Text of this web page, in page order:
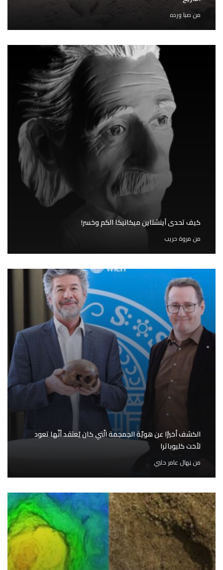
من صبا ورده
كيف تحدى آينشتاين ميكانيكا الكم وخسر!
من مروة حريب
الكشف أخيرًا عن هويّة الجمجمة الّتي كان يُعتقد أنّها تعود
لأخت كليوباترا
مننِهال عامر حلبي